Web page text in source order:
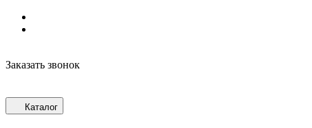
Заказать звонок
Каталог